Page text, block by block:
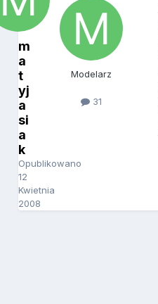
m
a
t
yj
a
si
a
k
Opublikowano
12
Kwietnia
2008
Modelarz
31